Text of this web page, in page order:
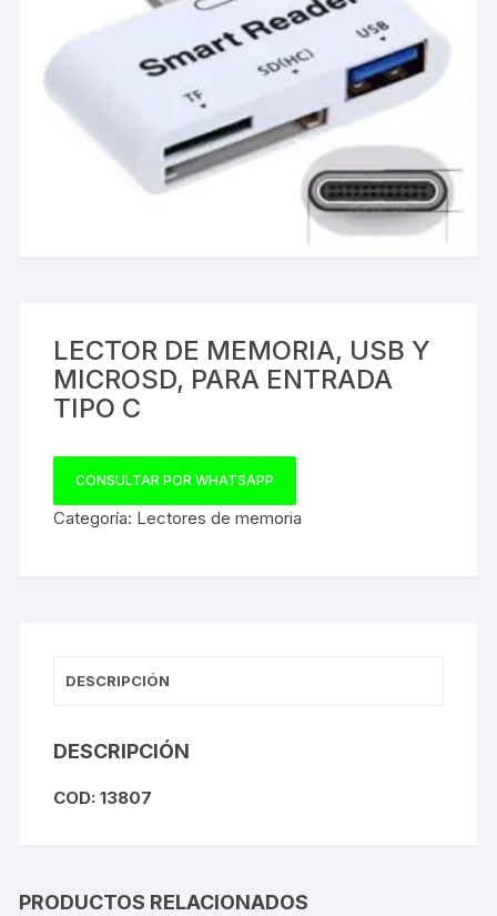
LECTOR DE MEMORIA, USB Y
MICROSD, PARA ENTRADA
TIPO C
CONSULTAR POR WHATSAPP
Categoría: Lectores de memoria
DESCRIPCIÓN
DESCRIPCIÓN
COD: 13807
PRODUCTOS RELACIONADOS